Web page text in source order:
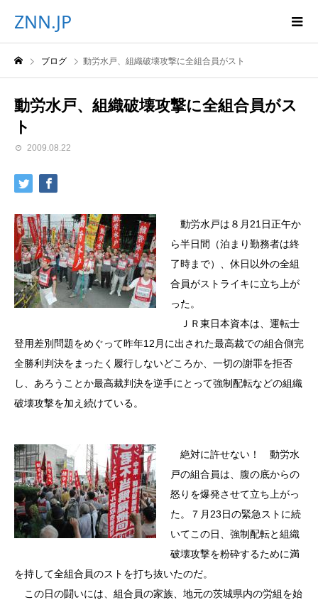
ZNN.JP
ブログ 動労水戸、組織破壊攻撃に全組合員がスト
動労水戸、組織破壊攻撃に全組合員がス
ト
2009.08.22
動労水戸は８月21日正午か
ら半日間（泊まり勤務者は終
了時まで）、休日以外の全組
合員がストライキに立ち上が
った。
ＪＲ東日本資本は、運転士
登用差別問題をめぐって昨年12月に出された最高裁での組合側完
全勝利判決をまったく履行しないどころか、一切の謝罪を拒否
し、あろうことか最高裁判決を逆手にとって強制配転などの組織
破壊攻撃を加え続けている。
絶対に許せない！ 動労水
戸の組合員は、腹の底からの
怒りを爆発させて立ち上がっ
た。７月23日の緊急ストに続
いてこの日、強制配転と組織
破壊攻撃を粉砕するために満
を持して全組合員のストを打ち抜いたのだ。
この日の闘いには、組合員の家族、地元の茨城県内の労組を始